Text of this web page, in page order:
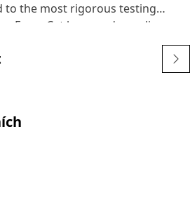
to the most rigorous testing
Every Cat hose and coupling
a system to ensure a perfect fit
and dependability.
is made from synthetic
special high tensile steel wire